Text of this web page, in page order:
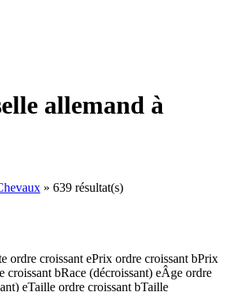
allemand à
» 639 résultat(s)
ordre croissant ePrix ordre croissant bPrix
croissant bRace (décroissant) eÂge ordre
eTaille ordre croissant bTaille